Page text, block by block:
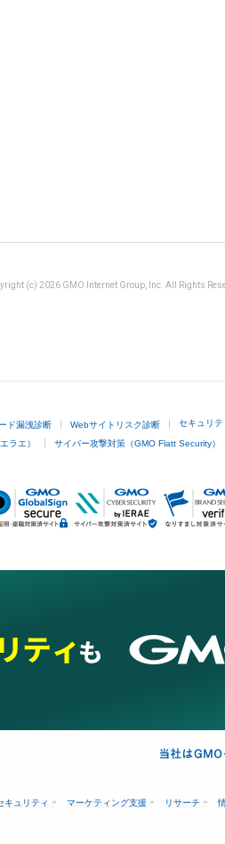
(c) 2026 GMO Internet Group, Inc. All Rights
ド漏洩診断 Webサイトリスク診断 セキュリテ
ラエ） サイバー攻撃対策（GMO Flatt Security）
キュリティ マーケティング支援 リサーチ